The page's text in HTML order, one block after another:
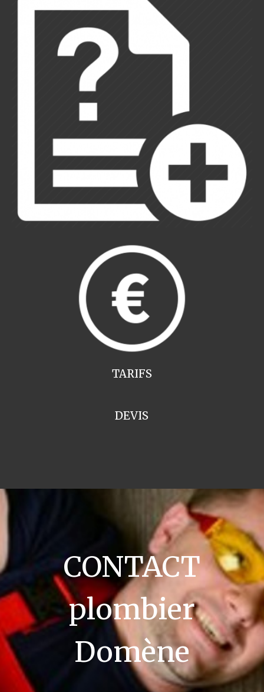
TARIFS
DEVIS
CONTACT
plombier
Domène